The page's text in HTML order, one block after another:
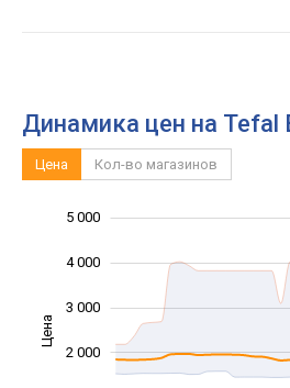
Динамика цен на Tefal
Цена Кол-во магазинов
Цена
2 000
3 000
4 000
5 000